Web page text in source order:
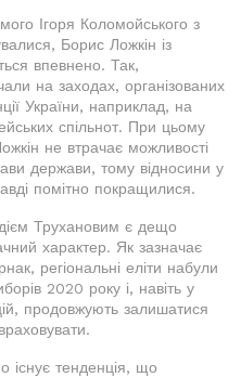
Ігоря Коломойського з
Борис Ложкін із
впевнено. Так,
на заходах, організованих
України, наприклад, на
спільнот. При цьому
не втрачає можливості
держави, тому відносини у
помітно покращилися.
Трухановим є дещо
характер. Як зазначає
регіональні еліти набули
2020 року і, навіть у
продовжують залишатися
існує тенденція, що